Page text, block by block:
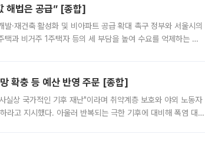
해법은 공급” [종합]
·재건축 활성화 및 비아파트 공급 확대 촉구 정부와 서울시의
과 비거주 1주택자 등의 세 부담을 높여 수요를 억제하는 카
확충 등 예산 반영 주문 [종합]
상 국가적인 기후 재난"이라며 취약계층 보호와 야외 노동자
라고 지시했다. 아울러 반복되는 극한 기후에 대비해 폭염 대응